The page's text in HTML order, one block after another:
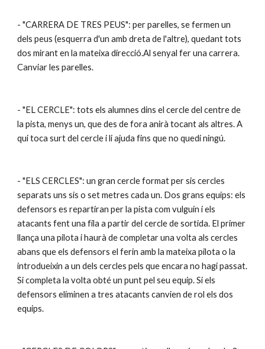
- "CARRERA DE TRES PEUS": per parelles, se fermen un
dels peus (esquerra d'un amb dreta de l'altre), quedant tots
dos mirant en la mateixa direcció.Al senyal fer una carrera.
Canviar les parelles.
- "EL CERCLE": tots els alumnes dins el cercle del centre de
la pista, menys un, que des de fora anirà tocant als altres. A
qui toca surt del cercle i li ajuda fins que no quedi ningú.
- "ELS CERCLES": un gran cercle format per sis cercles
separats uns sis o set metres cada un. Dos grans equips: els
defensors es repartiran per la pista com vulguin i els
atacants fent una fila a partir del cercle de sortida. El primer
llança una pilota i haurà de completar una volta als cercles
abans que els defensors el ferin amb la mateixa pilota o la
introdueixin a un dels cercles pels que encara no hagi passat.
Si completa la volta obté un punt pel seu equip. Si els
defensors eliminen a tres atacants canvien de rol els dos
equips.